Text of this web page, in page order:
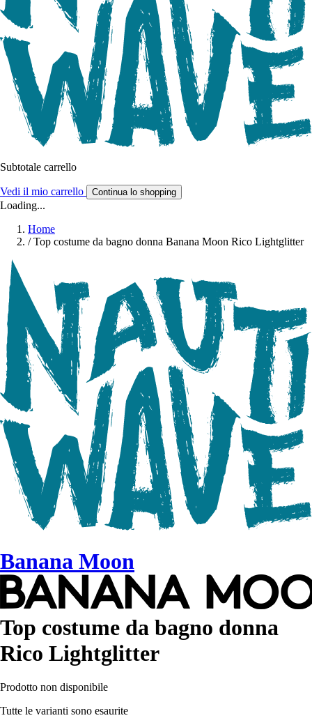
Subtotale carrello
Vedi il mio carrello Continua lo shopping
Loading...
Home
/ Top costume da bagno donna Banana Moon Rico Lightglitter
Banana Moon
Top costume da bagno donna
Rico Lightglitter
Prodotto non disponibile
Tutte le varianti sono esaurite